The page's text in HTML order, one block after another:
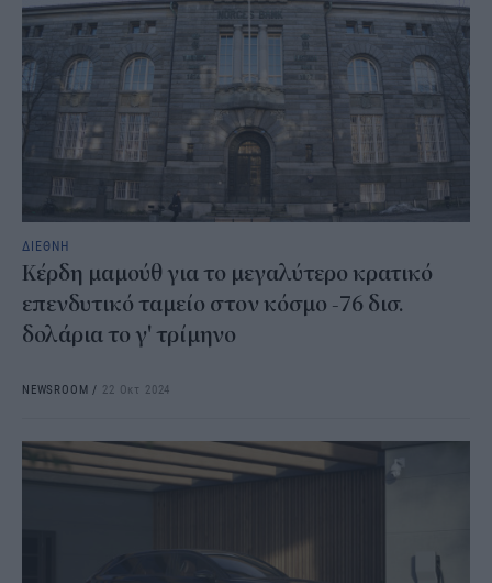
ΔΙΕΘΝΗ
Κέρδη μαμούθ για το μεγαλύτερο κρατικό
επενδυτικό ταμείο στον κόσμο -76 δισ.
δολάρια το γ' τρίμηνο
NEWSROOM / 22 Οκτ 2024